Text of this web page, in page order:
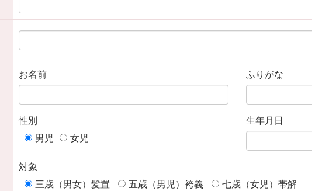
お名前 ふりがな
性別
男児
女児
生年月日
対象
三歳（男女）髪置
五歳（男児）袴義 七歳（女児）帯解